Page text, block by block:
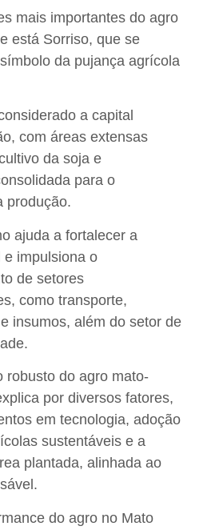
mais importantes do agro
está Sorriso, que se
da pujança agrícola
a capital
com áreas extensas
da soja e
para o
produção.
ajuda a fortalecer a
e impulsiona o
de setores
como transporte,
insumos, além do setor de
robusto do agro mato-
por diversos fatores,
em tecnologia, adoção
sustentáveis e a
plantada, alinhada ao
do agro no Mato